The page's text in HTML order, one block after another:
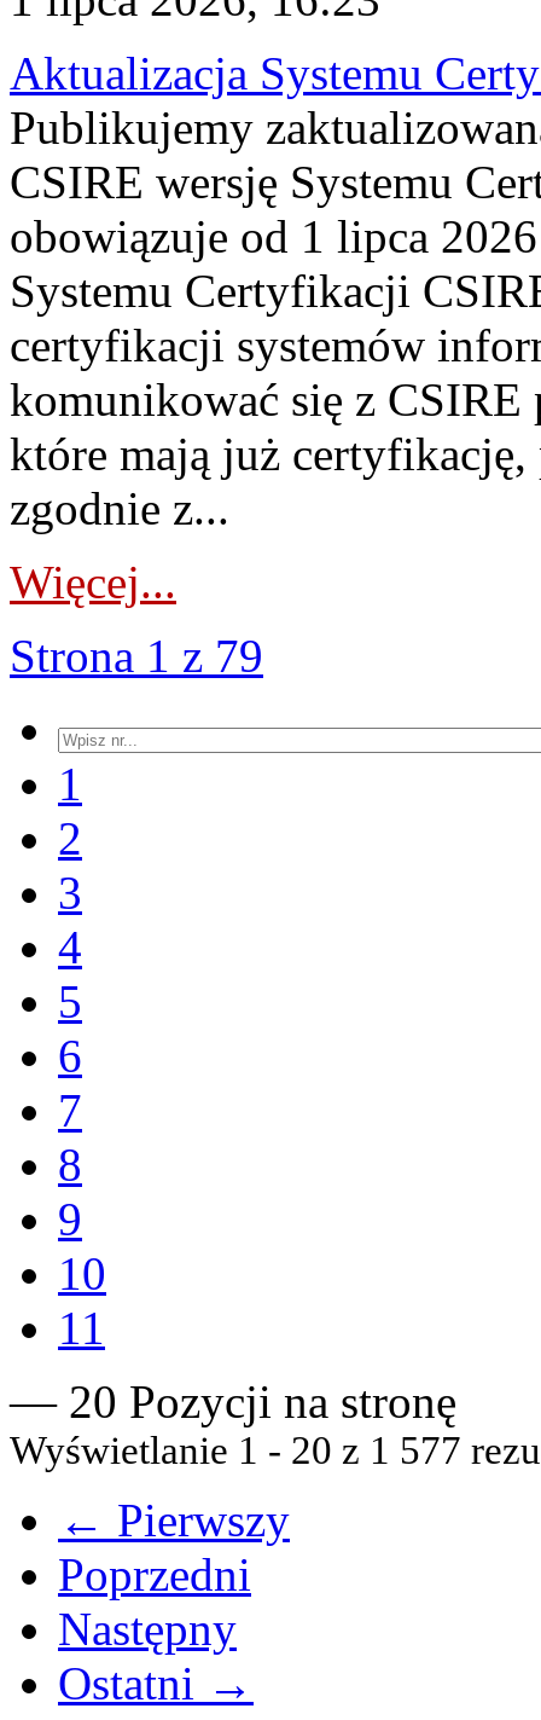
Aktualizacja Systemu
Publikujemy
CSIRE wersję Systemu
obowiązuje od 1 lipca
Systemu Certyfikacji
certyfikacji systemów
komunikować się z
które mają już
zgodnie z...
Więcej...
Strona 1 z 79
1
2
3
4
5
6
7
8
9
10
11
— 20 Pozycji na stronę
Wyświetlanie 1 - 20 z 1 577
← Pierwszy
Poprzedni
Następny
Ostatni →